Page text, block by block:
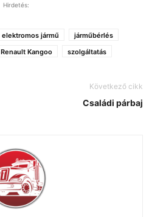
Hirdetés:
elektromos jármű
járműbérlés
Renault Kangoo szolgáltatás
Következő cikk
Családi párbaj